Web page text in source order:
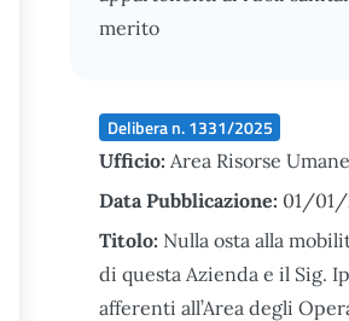
merito
Delibera n. 1331/2025
Ufficio: Area Risorse Umane
Data Pubblicazione: 01/01/
Titolo: Nulla osta alla
di questa Azienda e il Sig.
afferenti all’Area degli